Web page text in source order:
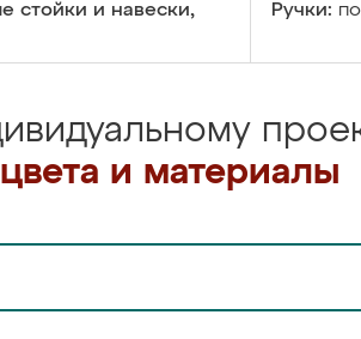
стойки и навески,
Ручки:
и материалы